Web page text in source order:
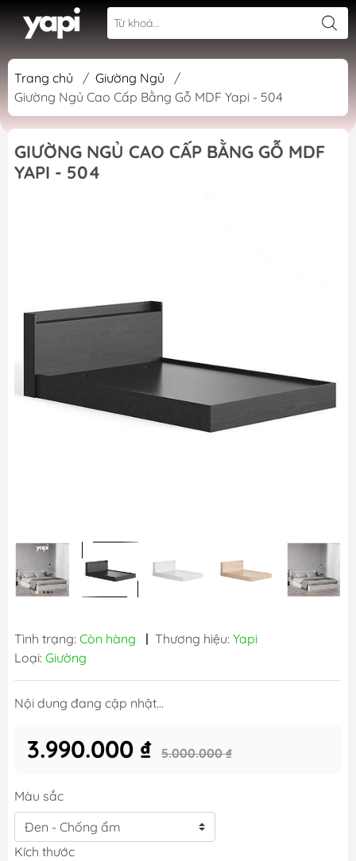
Trang chủ / Giường Ngủ
/
Giường Ngủ Cao Cấp Bằng Gỗ MDF Yapi - 504
GIƯỜNG NGỦ CAO CẤP BẰNG GỖ MDF
YAPI - 504
Tình trạng: Còn hàng | Thương hiệu: Yapi
Loại: Giường
Nội dung đang cập nhật...
3.990.000 ₫ 5.000.000 ₫
Màu sắc
Kích thước